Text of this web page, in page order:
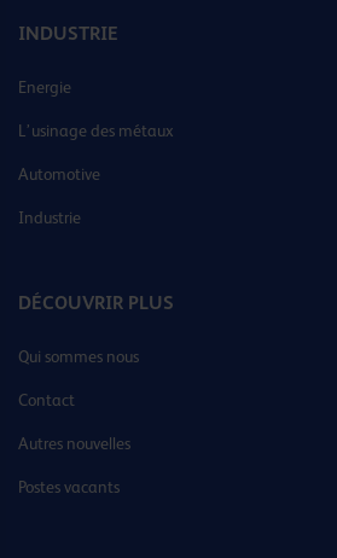
INDUSTRIE
Energie
L’usinage des métaux
Automotive
Industrie
DÉCOUVRIR PLUS
Qui sommes nous
Contact
Autres nouvelles
Postes vacants